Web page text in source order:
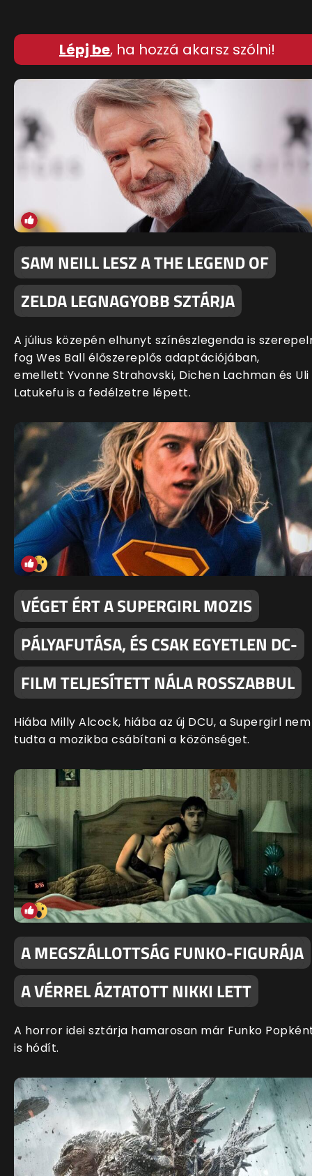
Lépj be, ha hozzá akarsz szólni!
SAM NEILL LESZ A THE LEGEND OF
ZELDA LEGNAGYOBB SZTÁRJA
A július közepén elhunyt színészlegenda is
fog Wes Ball élőszereplős adaptációjában,
emellett Yvonne Strahovski, Dichen Lachman és Uli
Latukefu is a fedélzetre lépett.
VÉGET ÉRT A SUPERGIRL MOZIS
PÁLYAFUTÁSA, ÉS CSAK EGYETLEN DC-
FILM TELJESÍTETT NÁLA ROSSZABBUL
Hiába Milly Alcock, hiába az új DCU, a Supergirl nem
tudta a mozikba csábítani a közönséget.
A MEGSZÁLLOTTSÁG FUNKO-FIGURÁJA
A VÉRREL ÁZTATOTT NIKKI LETT
A horror idei sztárja hamarosan már Funko
is hódít.